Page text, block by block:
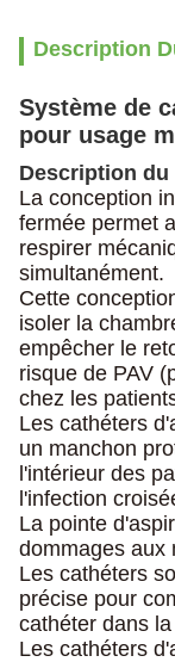
Description
Système de
pour usage
Description
La conception
fermée permet
respirer
simultanément.
Cette
isoler la
empêcher le
risque de PAV
chez les
Les cathéters
un manchon
l'intérieur des
l'infection
La pointe
dommages aux
Les cathéters
précise pour
cathéter dans
Les cathéters